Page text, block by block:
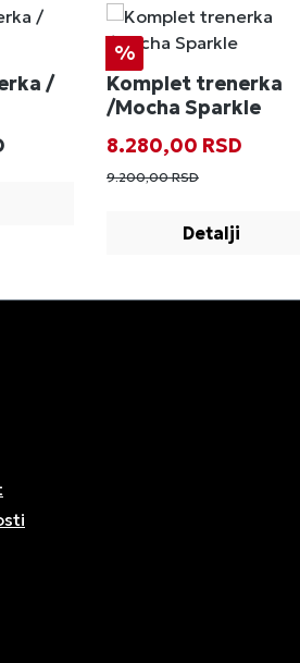
/
Popust
%
Komplet trenerka
/Mocha Sparkle
Prodajna cena:
8.280,00 RSD
9.200,00 RSD
Detalji